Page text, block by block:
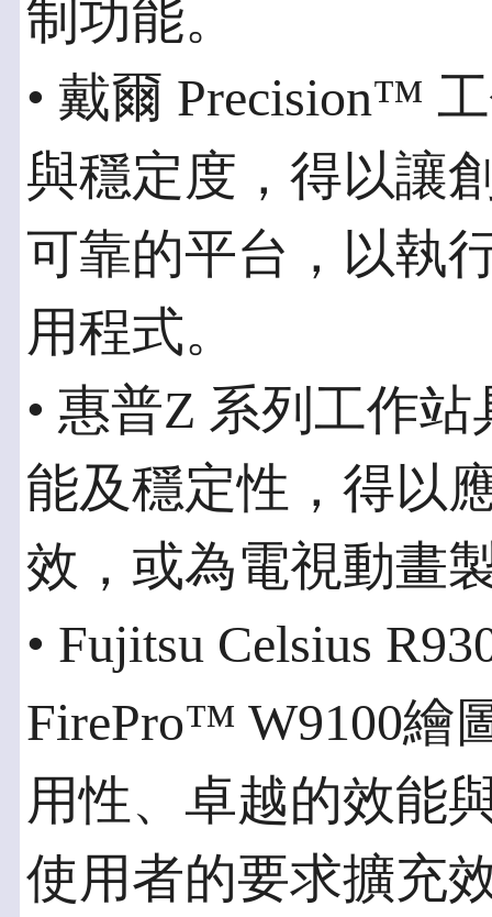
制功能。
• 戴爾 Precision™
與穩定度，得以讓
可靠的平台，以執
用程式。
• 惠普Z 系列工作
能及穩定性，得以
效，或為電視動畫
• Fujitsu Celsius
FirePro™ W9100繪
用性、卓越的效能
使用者的要求擴充